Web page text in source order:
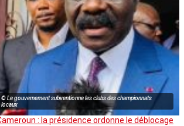
© Le gouvernement subventionne les clubs des championnats
locaux
: la présidence ordonne le déblocage